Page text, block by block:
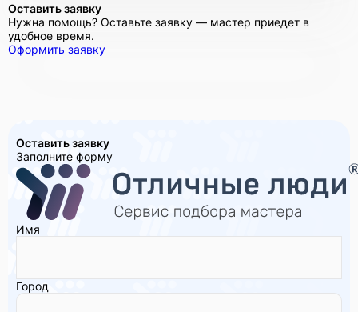
Оставить заявку
Нужна помощь? Оставьте заявку — мастер приедет в
удобное время.
Оформить заявку
Оставить заявку
Заполните форму
Имя
Город